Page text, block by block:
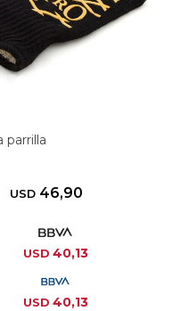
parrilla
USD 46,90
USD 40,13
USD 40,13